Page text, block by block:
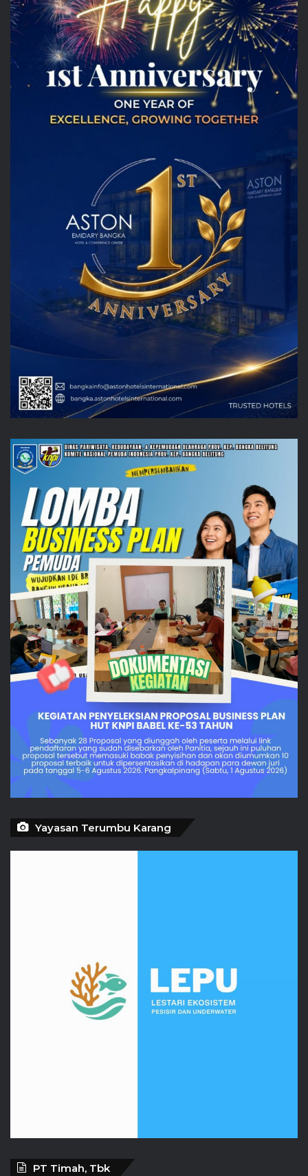
Yayasan Terumbu Karang
PT Timah, Tbk